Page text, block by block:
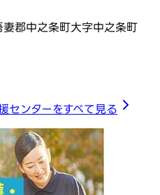
郡中之条町大字中之条町
センターをすべて見る